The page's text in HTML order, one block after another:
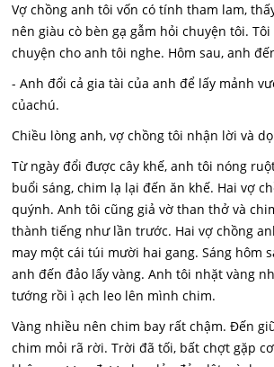
Vợ chồng anh tôi vốn có tính tham lam,
nên giàu cò bèn gạ gẫm hỏi chuyện tôi.
chuyện cho anh tôi nghe. Hôm sau, anh
- Anh đổi cả gia tài của anh để lấy mảnh
củachú.
Chiều lòng anh, vợ chồng tôi nhận lời và
Từ ngày đổi được cây khế, anh tôi nóng
buổi sáng, chim lạ lại đến ăn khế. Hai vợ
quýnh. Anh tôi cũng giả vờ than thở và
thành tiếng như lần trước. Hai vợ chồng
may một cái túi mười hai gang. Sáng hôm
anh đến đảo lấy vàng. Anh tôi nhặt vàng
tướng rồi ì ạch leo lên mình chim.
Vàng nhiều nên chim bay rất chậm. Đến
chim mỏi rã rời. Trời đã tối, bất chợt gặp